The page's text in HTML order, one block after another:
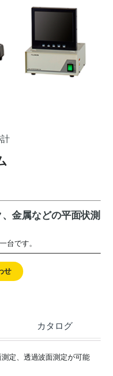
金属などの平面状測
台です。
せ
カタログ
定、透過波面測定が可能